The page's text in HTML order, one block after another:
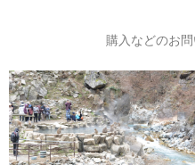
購入などのお